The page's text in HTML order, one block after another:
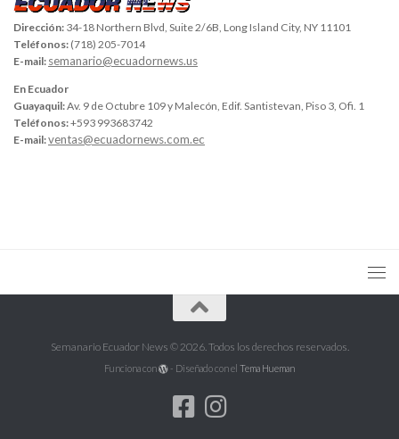
Dirección: 34-18 Northern Blvd, Suite 2/6B, Long Island City, NY 11101
Teléfonos: (718) 205-7014
E-mail: semanario@ecuadornews.us
En Ecuador
Guayaquil:Av. 9 de Octubre 109 y Malecón, Edif. Santistevan, Piso 3, Ofi. 1
Teléfonos:+593 993683742
E-mail:ventas@ecuadornews.com.ec
Semanario Ecuador News © 2026. Todos los derechos reservados.
Funciona con - Diseñado con el Tema Hueman